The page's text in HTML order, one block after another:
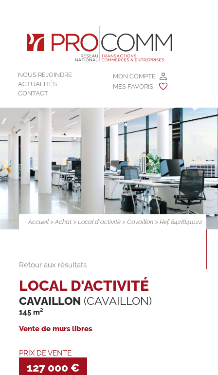
MON COMPTE
MES FAVORIS
NOUS REJOINDRE
ACTUALITÉS
CONTACT
Accueil >Achat >Local d'activité >Cavaillon > Ref. 842I841022
Retour aux résultats
LOCAL D'ACTIVITÉ
CAVAILLON (CAVAILLON)
145 m²
Vente de murs libres
PRIX DE VENTE
127 000 €